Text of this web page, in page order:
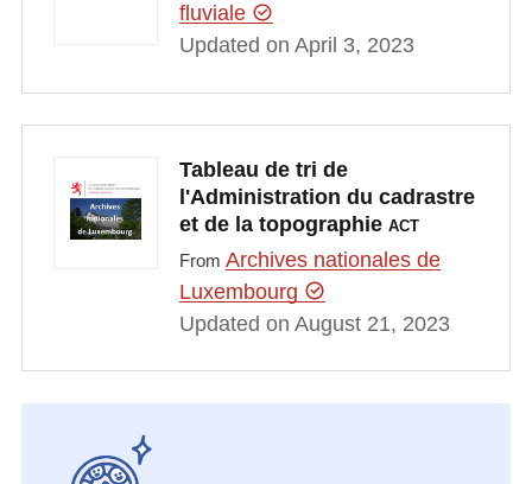
fluviale
Updated on April 3, 2023
Tableau de tri de
l'Administration du cadrastre
et de la topographie ACT
From Archives nationales de
Luxembourg
Updated on August 21, 2023